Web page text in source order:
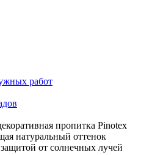
работ
пропитка Pinotex
натуральный оттенок
от солнечных лучей